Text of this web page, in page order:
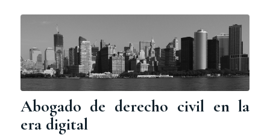
Abogado de derecho civil en la
era digital